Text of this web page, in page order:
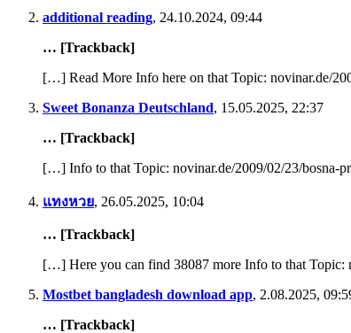
additional reading, 24.10.2024, 09:44
… [Trackback]
[…] Read More Info here on that Topic: novinar.de/
Sweet Bonanza Deutschland, 15.05.2025, 22:37
… [Trackback]
[…] Info to that Topic: novinar.de/2009/02/23/bosna-
แทงหวย, 26.05.2025, 10:04
… [Trackback]
[…] Here you can find 38087 more Info to that
Mostbet bangladesh download app, 2.08.2025,
… [Trackback]